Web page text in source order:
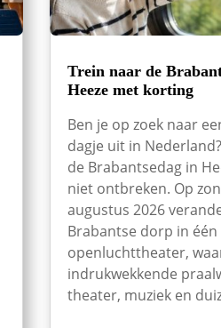
Trein naar de
Heeze met korting
Ben je op zoek naar
dagje uit in
de Brabantsedag in
niet ontbreken. Op
augustus 2026
Brabantse dorp in
openluchttheater,
indrukwekkende
theater, muziek en